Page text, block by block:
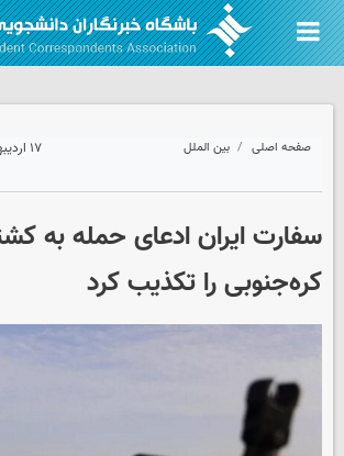
صفحه اصلی بین الملل ۱۷ اردیبهشت ۱۴۰۵ - ۱۲:۰۰
سفارت ایران ادعای حمله به
کره‌جنوبی را تکذیب کرد